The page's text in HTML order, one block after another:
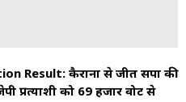
Result: कैराना से जीतीं सपा की
प्रत्याशी को 69 हजार वोट से